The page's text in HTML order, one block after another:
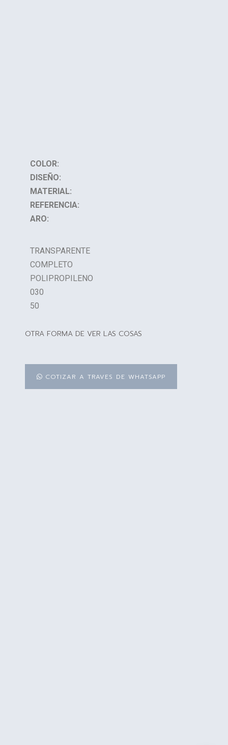
COLOR:
DISEÑO:
MATERIAL:
REFERENCIA:
ARO:
TRANSPARENTE
COMPLETO
POLIPROPILENO
030
50
OTRA FORMA DE VER LAS COSAS
COTIZAR A TRAVES DE WHATSAPP